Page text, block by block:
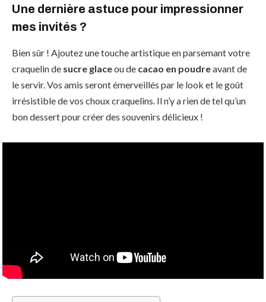
Une dernière astuce pour impressionner
mes invités ?
Bien sûr ! Ajoutez une touche artistique en parsemant votre
craquelin de sucre glaceou de cacao en poudreavant de
le servir. Vos amis seront émerveillés par le look et le goût
irrésistible de vos choux craquelins. Il n’y a rien de tel qu’un
bon dessert pour créer des souvenirs délicieux !